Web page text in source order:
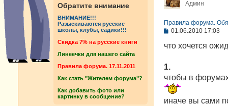
Обратите внимание
ВНИМАНИЕ!!!
Разыскиваются русские
школы, клубы, садики!!!
Cкидка 7% на русские книги
Линеечки для нашего сайта
Правила форума. 17.11.2011
Как стать "Жителем форума"?
Как добавить фото или
картинку в сообщение?
Админ
Правила форума.
С
о
и
е
01.06.2010 17:03
что хочется
1.
чтобы в
иначе вы сами